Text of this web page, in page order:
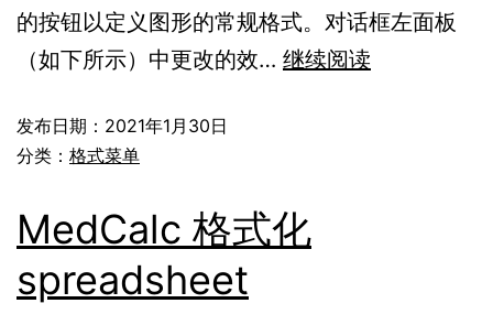
的按钮以定义图形的常规格式。对话框左面板
（如下所示）中更改的效… 继续阅读
发布日期： 2021年1月30日
分类： 格式菜单
MedCalc 格式化
spreadsheet